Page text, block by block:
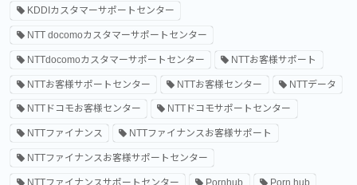
KDDIカスタマーサポートセンター
NTT docomoカスタマーサポートセンター
NTTdocomoカスタマーサポートセンター NTTお客様サポート
NTTお客様サポートセンター NTTお客様センター NTTデータ
NTTドコモお客様センター NTTドコモサポートセンター
NTTファイナンス NTTファイナンスお客様サポート
NTTファイナンスお客様サポートセンター
NTTファイナンスサポートセンター Pornhub Porn hub